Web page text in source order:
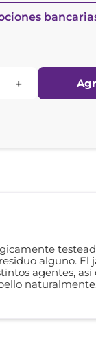
＋
alguno. El
agentes, asi